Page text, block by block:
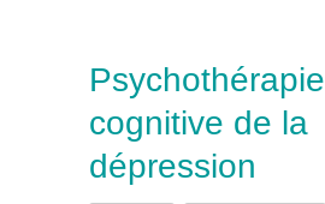
Psychothérapie
cognitive de la
dépression